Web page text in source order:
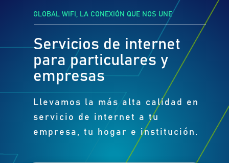
GLOBAL WIFI, LA CONEXIÓN QUE NOS UNE
Servicios de internet
para particulares y
empresas
Llevamos la más alta calidad en
servicio de internet a tu
empresa, tu hogar e institución.